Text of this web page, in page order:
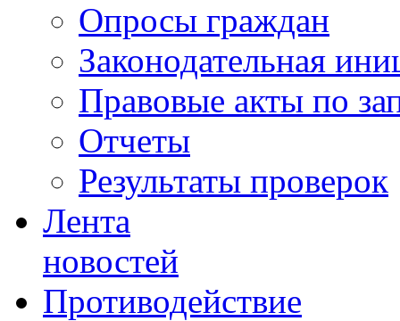
Опросы граждан
Законодательная
Правовые акты по
Отчеты
Результаты проверок
Лента
новостей
Противодействие